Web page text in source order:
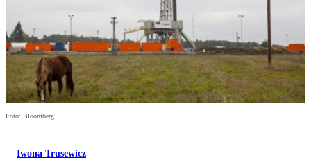
Foto: Bloomberg
Iwona Trusewicz